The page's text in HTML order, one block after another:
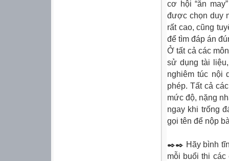
cơ hội “ăn
được chọn duy
rất cao, cũng
để tìm đáp án
Ở tất cả các
sử dụng tài
nghiêm túc nội
phép. Tất cả
mức độ, nặng
ngay khi trống
gọi tên để nộp
✒️✒️ Hãy bình
mỗi buổi thi các